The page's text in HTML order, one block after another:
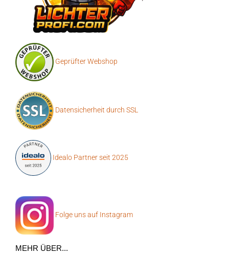
Geprüfter Webshop
Datensicherheit durch SSL
Idealo Partner seit 2025
Folge uns auf Instagram
MEHR ÜBER...